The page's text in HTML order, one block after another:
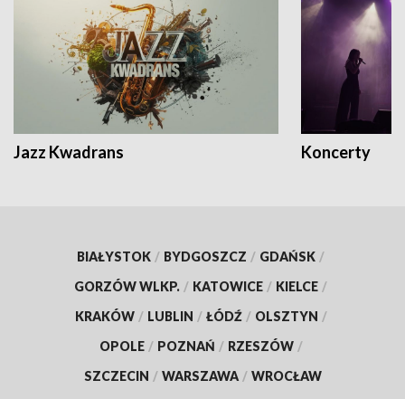
Jazz Kwadrans Koncerty
BIAŁYSTOK / BYDGOSZCZ / GDAŃSK /
GORZÓW WLKP. / KATOWICE / KIELCE /
KRAKÓW / LUBLIN / ŁÓDŹ / OLSZTYN /
OPOLE / POZNAŃ / RZESZÓW /
SZCZECIN / WARSZAWA / WROCŁAW